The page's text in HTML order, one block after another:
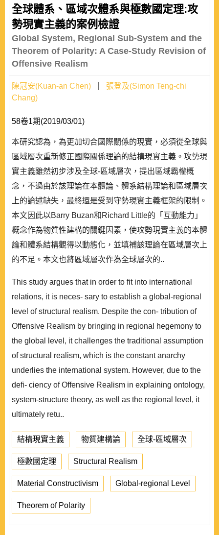
全球體系、區域次體系與極數國定理:攻
勢現實主義的案例檢證
Global System, Regional Sub-System and the
Theorem of Polarity: A Case-Study Revision of
Offensive Realism
陳冠安(Kuan-an Chen)
張登及(Simon Teng-chi
Chang)
58卷1期(2019/03/01)
本研究認為，為更加切合國際關係的現實，必須從全球與
區域層次重新修正國際關係理論的結構現實主義。攻勢現
實主義雖然初步涉及全球-區域層次，提出區域霸權概
念，不過由於該理論在本體論、體系結構理論和區域層次
上的論述缺失，最終還是受到守勢現實主義框架的限制。
本文因此以Barry Buzan和Richard Little的「互動能力」
概念作為物質性建構的關鍵因素，使攻勢現實主義的本體
論和體系結構觀得以動態化，並填補該理論在區域層次上
的不足。本文也將區域層次作為全球層次的..
This study argues that in order to fit into international
relations, it is neces- sary to establish a global-regional
level of structural realism. Despite the con- tribution of
Offensive Realism by bringing in regional hegemony to
the global level, it challenges the traditional assumption
of structural realism, which is the constant anarchy
underlies the international system. However, due to the
defi- ciency of Offensive Realism in explaining ontology,
system-structure theory, as well as the regional level, it
ultimately retu..
結構現實主義 物質建構論 全球-區域層次
極數國定理 Structural Realism
Material Constructivism Global-regional Level
Theorem of Polarity